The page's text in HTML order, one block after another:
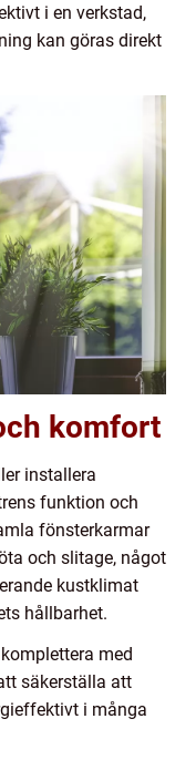
i en verkstad,
kan göras direkt
komfort
installera
funktion och
fönsterkarmar
och slitage, något
kustklimat
hållbarhet.
med
säkerställa att
i många